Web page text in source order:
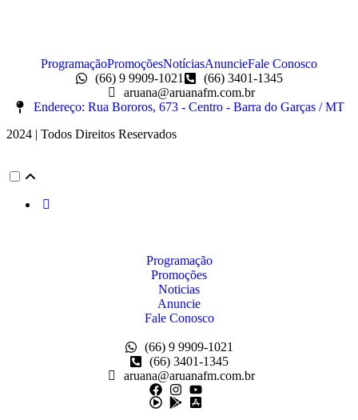
ProgramaçãoPromoçõesNotíciasAnuncieFale Conosco
(66) 9 9909-1021
(66) 3401-1345
aruana@aruanafm.com.br
Endereço: Rua Bororos, 673 - Centro - Barra do Garças / MT
2024 | Todos Direitos Reservados
Programação
Promoções
Noticias
Anuncie
Fale Conosco
(66) 9 9909-1021
(66) 3401-1345
aruana@aruanafm.com.br